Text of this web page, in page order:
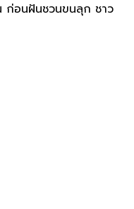
ก่อนฝันชวนขนลุก ชาว